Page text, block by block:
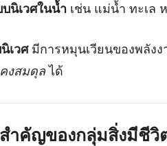
บนิเวศในน้ำเช่น แม่น้ำ ทะเล
เวศมีการหมุนเวียนของพลังง
งสมดุลได้
ำคัญของกลุ่มสิ่งมีชีวิ